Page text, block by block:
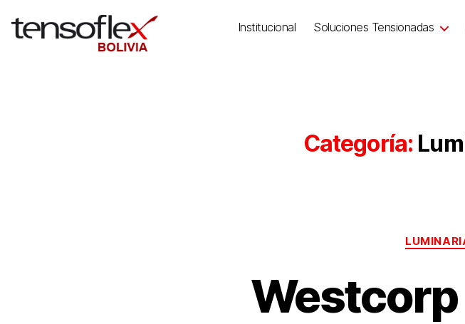
Institucional Soluciones Tensionadas
Categoría:
Westcorp